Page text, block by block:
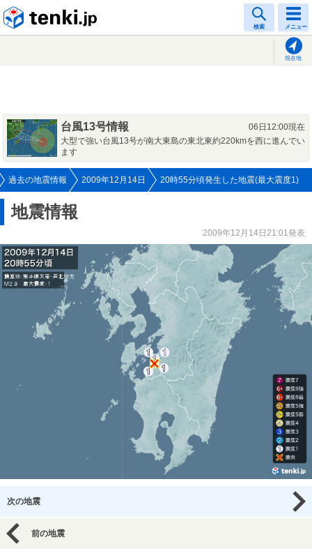
検索 メニュー
現在地
台風13号情報
06日12:00現在
大型で強い台風13号が南大東島の東北東約220kmを西に進んでい
ます
過去の地震情報 2009年12月14日 20時55分頃発生した地震(最大震度1)
地震情報
2009年12月14日21:01発表
次の地震
前の地震